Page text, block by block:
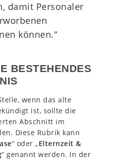
damit Personaler
können.“
BESTEHENDES
wenn das alte
ist, sollte die
Abschnitt im
Diese Rubrik kann
“ oder „Elternzeit &
“ genannt werden. In der